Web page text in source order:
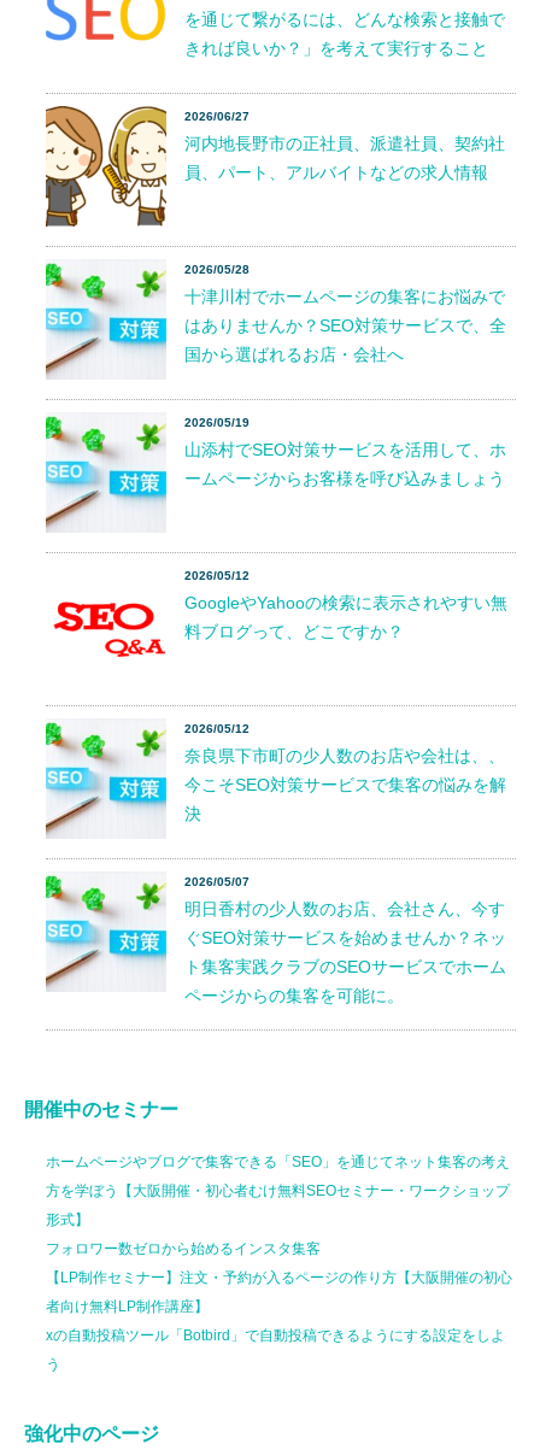
を通じて繋がるには、どんな検索と接触で
きれば良いか？」を考えて実行すること
2026/06/27
河内地長野市の正社員、派遣社員、契約社
員、パート、アルバイトなどの求人情報
2026/05/28
十津川村でホームページの集客にお悩みで
はありませんか？SEO対策サービスで、全
国から選ばれるお店・会社へ
2026/05/19
山添村でSEO対策サービスを活用して、ホ
ームページからお客様を呼び込みましょう
2026/05/12
GoogleやYahooの検索に表示されやすい無
料ブログって、どこですか？
2026/05/12
奈良県下市町の少人数のお店や会社は、、
今こそSEO対策サービスで集客の悩みを解
決
2026/05/07
明日香村の少人数のお店、会社さん、今す
ぐSEO対策サービスを始めませんか？ネッ
ト集客実践クラブのSEOサービスでホーム
ページからの集客を可能に。
開催中のセミナー
ホームページやブログで集客できる「SEO」を通じてネット集客の考え
方を学ぼう【大阪開催・初心者むけ無料SEOセミナー・ワークショップ
形式】
フォロワー数ゼロから始めるインスタ集客
【LP制作セミナー】注文・予約が入るページの作り方【大阪開催の初心
者向け無料LP制作講座】
xの自動投稿ツール「Botbird」で自動投稿できるようにする設定をしよ
う
強化中のページ